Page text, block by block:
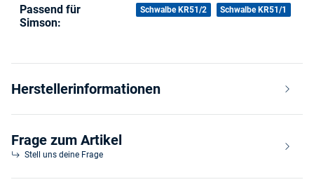
Produkteigenschaft
Wert
Passend für
Simson:
Schwalbe KR51/2 Schwalbe KR51/1
Herstellerinformationen
Frage zum Artikel
Stell uns deine Frage